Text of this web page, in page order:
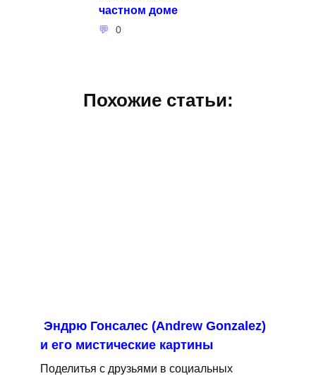
частном доме
0
Похожие статьи:
Эндрю Гонсалес (Andrew Gonzalez)
и его мистические картины
Поделитья с друзьями в социальных